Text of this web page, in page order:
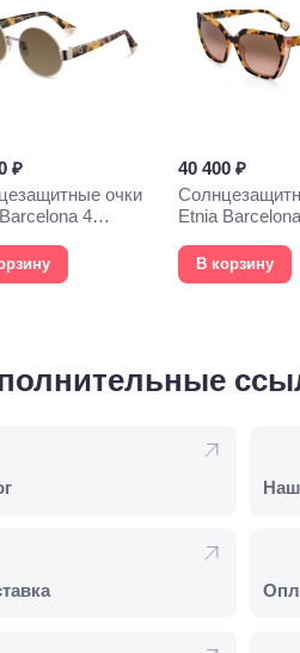
₽
очки
4
40 400 ₽
Etnia
В корзину